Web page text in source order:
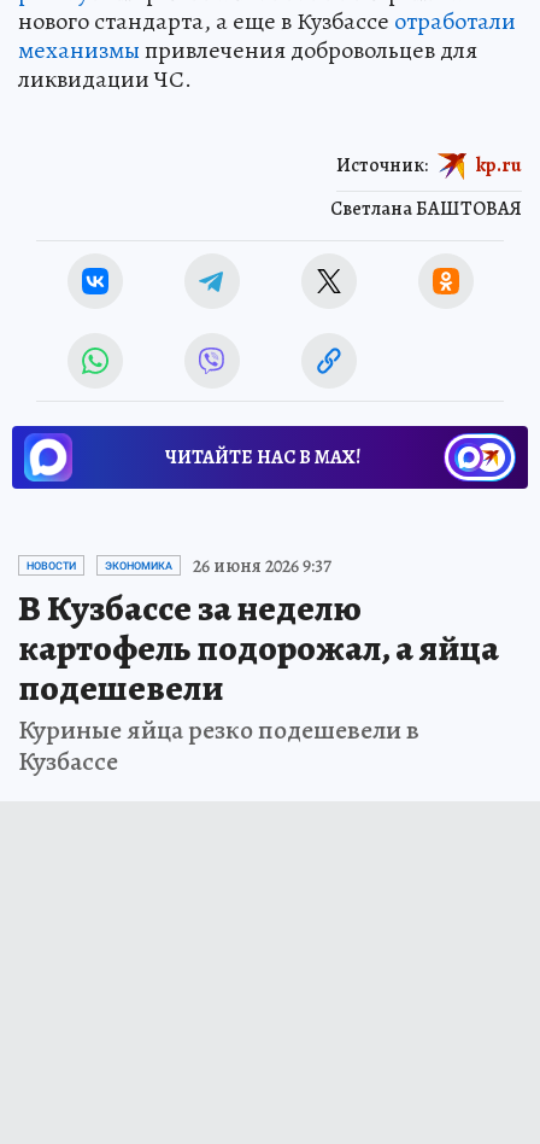
нового стандарта, а еще в Кузбассе отработали
механизмыпривлечения добровольцев для
ликвидации ЧС.
Светлана БАШТОВАЯ
Источник: kp.ru
ЧИТАЙТЕ НАС В МАХ!
НОВОСТИ ЭКОНОМИКА 26 июня 2026 9:37
В Кузбассе за неделю
картофель подорожал, а яйца
подешевели
Куриные яйца резко подешевели в
Кузбассе